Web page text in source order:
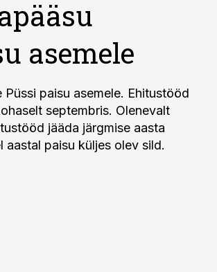
asemele
paisu asemele. Ehitustööd
septembris. Olenevalt
jääda järgmise aasta
aastal paisu küljes olev sild.